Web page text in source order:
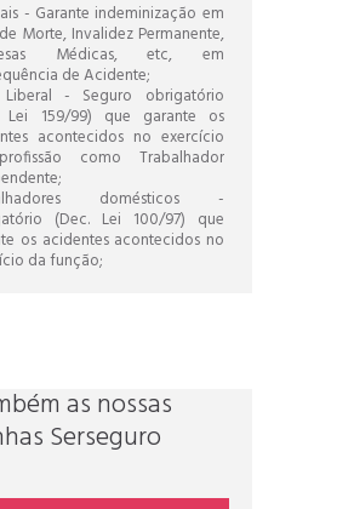
- Garante indeminização em
Morte, Invalidez Permanente,
Médicas, etc, em
de Acidente;
Liberal - Seguro obrigatório
Lei 159/99) que garante os
acontecidos no exercício
como Trabalhador
domésticos -
(Dec. Lei 100/97) que
os acidentes acontecidos no
da função;
as nossas
Serseguro